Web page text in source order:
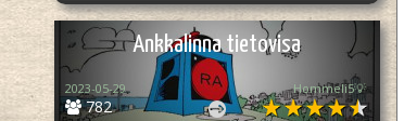
Ankkalinna tietovisa
782
2023-05-29 Hommeli5💡